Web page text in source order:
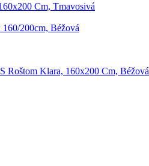
Cm, Tmavosivá
200cm, Béžová
Roštom Klara, 160x200 Cm, Béžová